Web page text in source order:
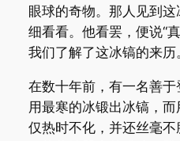
眼球的奇物。那人见到
细看看。他看罢，便说“
我们了解了这冰镐的来历
在数十年前，有一名善
用最寒的冰锻出冰镐，
仅热时不化，并还丝毫